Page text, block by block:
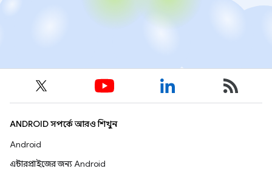
ANDROID সম্পর্কে আরও শিখুন
Android
এন্টারপ্রাইজের জন্য Android